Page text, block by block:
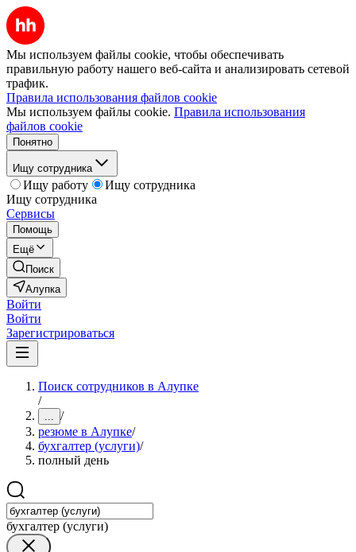
Мы используем файлы cookie, чтобы обеспечивать
правильную работу нашего веб-сайта и анализировать сетевой
трафик.
Правила использования файлов cookie
Мы используем файлы cookie. Правила использования
файлов cookie
Понятно
Ищу сотрудника
Ищу работу
Ищу сотрудника
Ищу сотрудника
Сервисы
Помощь
Ещё
Поиск
Алупка
Войти
Войти
Зарегистрироваться
Поиск сотрудников в Алупке
/
... /
резюме в Алупке/
бухгалтер (услуги)/
полный день
бухгалтер (услуги)